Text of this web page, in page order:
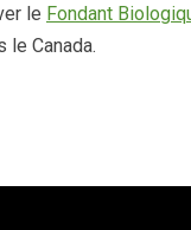
le Fondant
le Canada.